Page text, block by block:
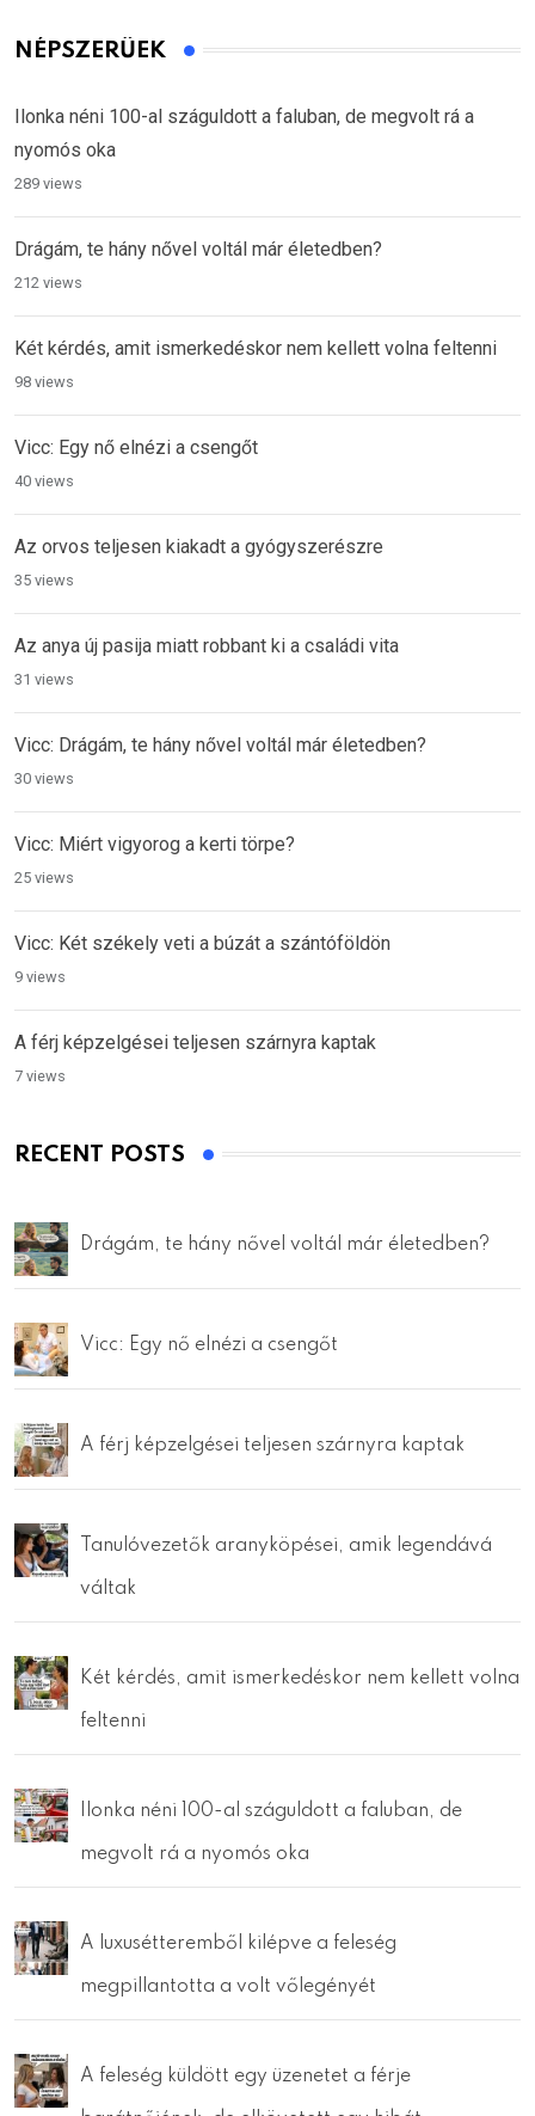
NÉPSZERŰEK
Ilonka néni 100-al száguldott a faluban, de megvolt rá a
nyomós oka
289 views
Drágám, te hány nővel voltál már életedben?
212 views
Két kérdés, amit ismerkedéskor nem kellett volna feltenni
98 views
Vicc: Egy nő elnézi a csengőt
40 views
Az orvos teljesen kiakadt a gyógyszerészre
35 views
Az anya új pasija miatt robbant ki a családi vita
31 views
Vicc: Drágám, te hány nővel voltál már életedben?
30 views
Vicc: Miért vigyorog a kerti törpe?
25 views
Vicc: Két székely veti a búzát a szántóföldön
9 views
A férj képzelgései teljesen szárnyra kaptak
7 views
RECENT POSTS
Drágám, te hány nővel voltál már életedben?
Vicc: Egy nő elnézi a csengőt
A férj képzelgései teljesen szárnyra kaptak
Tanulóvezetők aranyköpései, amik legendává
váltak
Két kérdés, amit ismerkedéskor nem kellett volna
feltenni
Ilonka néni 100-al száguldott a faluban, de
megvolt rá a nyomós oka
A luxusétteremből kilépve a feleség
megpillantotta a volt vőlegényét
A feleség küldött egy üzenetet a férje